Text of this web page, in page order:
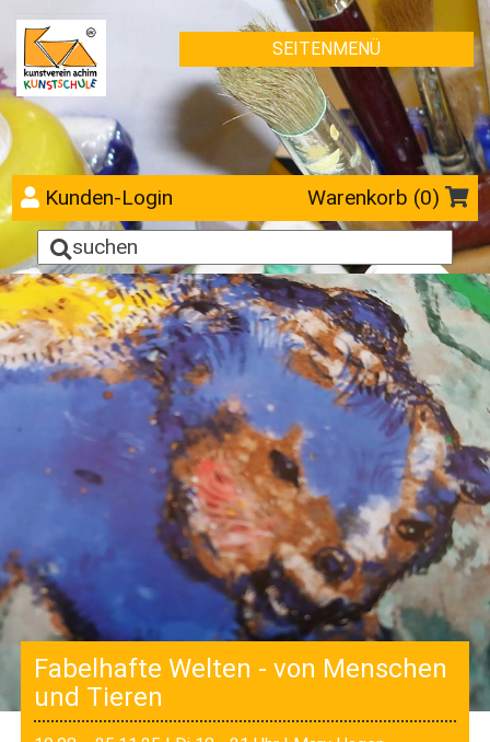
SEITENMENÜ
Kunden-Login Warenkorb (0)
Fabelhafte Welten - von Menschen
und Tieren